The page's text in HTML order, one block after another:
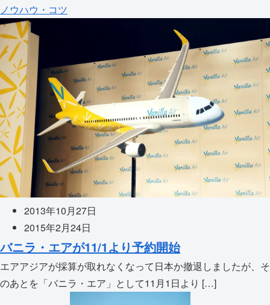
ノウハウ・コツ
2013年10月27日
2015年2月24日
バニラ・エアが11/1より予約開始
エアアジアが採算が取れなくなって日本か撤退しましたが、そ
のあとを「バニラ・エア」として11月1日より […]